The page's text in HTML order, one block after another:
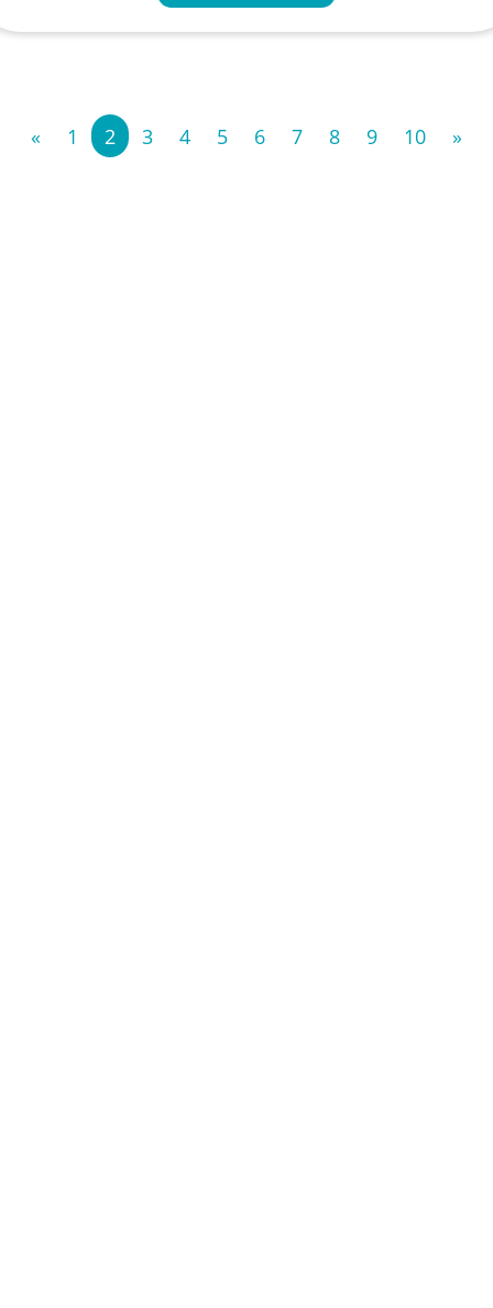
« 1 2 3 4 5 6 7 8 9 10 »